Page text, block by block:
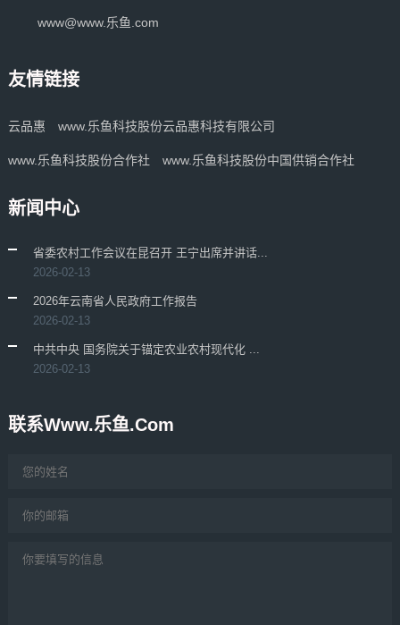
www@www.乐鱼.com
友情链接
云品惠 www.乐鱼科技股份云品惠科技有限公司
www.乐鱼科技股份合作社 www.乐鱼科技股份中国供销合作社
新闻中心
省委农村工作会议在昆召开 王宁出席并讲话...
2026-02-13
2026年云南省人民政府工作报告
2026-02-13
中共中央 国务院关于锚定农业农村现代化 ...
2026-02-13
联系www.乐鱼.com